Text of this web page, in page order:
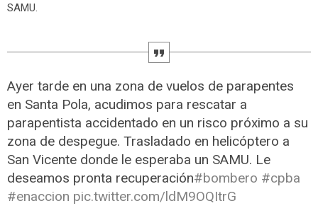
SAMU.
Ayer tarde en una zona de vuelos de parapentes
en Santa Pola, acudimos para rescatar a
parapentista accidentado en un risco próximo a su
zona de despegue. Trasladado en helicóptero a
San Vicente donde le esperaba un SAMU. Le
deseamos pronta recuperación#bombero #cpba
#enaccion pic.twitter.com/ldM9OQItrG